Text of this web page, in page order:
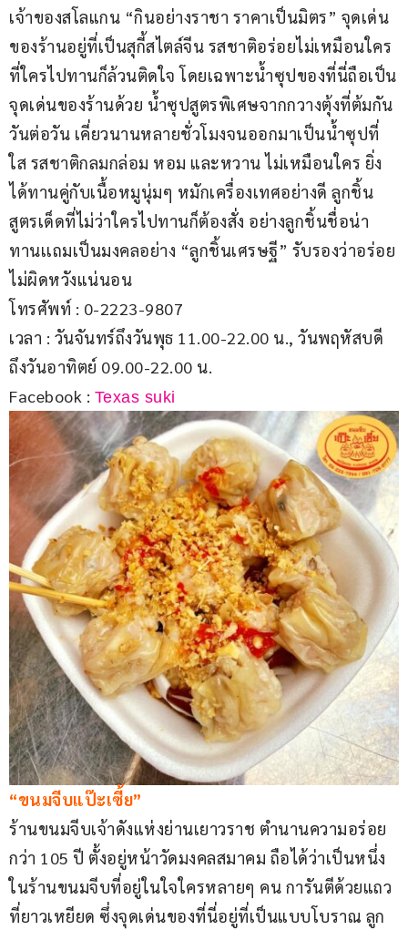
เจ้าของสโลแกน “กินอย่างราชา ราคาเป็นมิตร” จุดเด่น
ของร้านอยู่ที่เป็นสุกี้สไตล์จีน รสชาติอร่อยไม่เหมือนใคร
ที่ใครไปทานก็ล้วนติดใจ โดยเฉพาะน้ำซุปของที่นี่ถือเป็น
จุดเด่นของร้านด้วย น้ำซุปสูตรพิเศษจากกวางตุ้งที่ต้มกัน
วันต่อวัน เคี่ยวนานหลายชั่วโมงจนออกมาเป็นน้ำซุปที่
ใส รสชาติกลมกล่อม หอม และหวาน ไม่เหมือนใคร ยิ่ง
ได้ทานคู่กับเนื้อหมูนุ่มๆ หมักเครื่องเทศอย่างดี ลูกชิ้น
สูตรเด็ดที่ไม่ว่าใครไปทานก็ต้องสั่ง อย่างลูกชิ้นชื่อน่า
ทานเเถมเป็นมงคลอย่าง “ลูกชิ้นเศรษฐี” รับรองว่าอร่อย
ไม่ผิดหวังแน่นอน
โทรศัพท์ : 0-2223-9807
เวลา : วันจันทร์ถึงวันพุธ 11.00-22.00 น., วันพฤหัสบดี
ถึงวันอาทิตย์ 09.00-22.00 น.
Facebook : Texas suki
“ขนมจีบแป๊ะเซี้ย”
ร้านขนมจีบเจ้าดังแห่งย่านเยาวราช ตำนานความอร่อย
กว่า 105 ปี ตั้งอยู่หน้าวัดมงคลสมาคม ถือได้ว่าเป็นหนึ่ง
ในร้านขนมจีบที่อยู่ในใจใครหลายๆ คน การันตีด้วยแถว
ที่ยาวเหยียด ซึ่งจุดเด่นของที่นี่อยู่ที่เป็นแบบโบราณ ลูก